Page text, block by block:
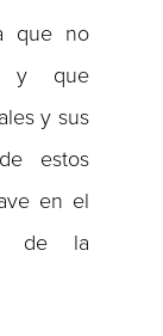
que no
y que
y sus
estos
en el
de la